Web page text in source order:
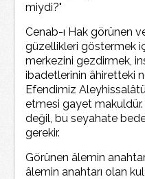
miydi?"
Cenab-ı Hak görünen
güzellikleri göstermek
merkezini gezdirmek,
ibadetlerinin âhiretteki
Efendimiz
etmesi gayet
değil, bu seyahate
gerekir.
Görünen âlemin
âlemin anahtarı olan